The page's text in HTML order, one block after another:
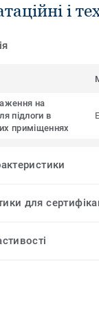
і
на
підлоги в
приміщеннях
для